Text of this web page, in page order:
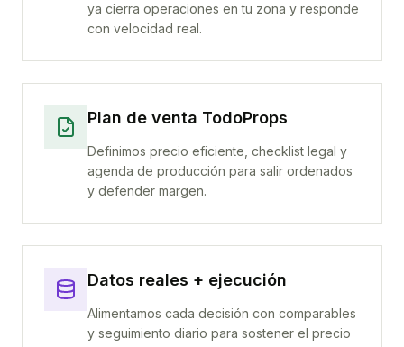
ya cierra operaciones en tu zona y responde
con velocidad real.
Plan de venta TodoProps
Definimos precio eficiente, checklist legal y
agenda de producción para salir ordenados
y defender margen.
Datos reales + ejecución
Alimentamos cada decisión con comparables
y seguimiento diario para sostener el precio